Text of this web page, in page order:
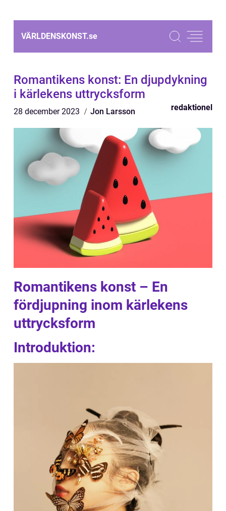
VÄRLDENSKONST.se
Romantikens konst: En djupdykning
i kärlekens uttrycksform
28 december 2023 Jon Larsson redaktionel
Romantikens konst – En
fördjupning inom kärlekens
uttrycksform
Introduktion: